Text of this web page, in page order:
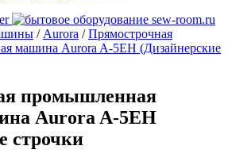
/ Aurora /Прямострочная
машина Aurora A-5EH (Дизайнерские
промышленная
Aurora A-5EH
строчки